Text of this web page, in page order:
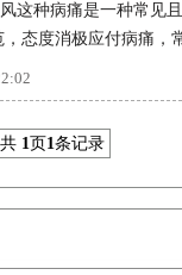
这种病痛是一种常见
态度消极应付病痛，
共 1页1条记录